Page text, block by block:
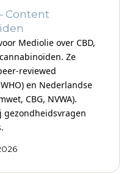
Content
Mediolie over CBD,
Ze
reviewed
en Nederlandse
CBG, NVWA).